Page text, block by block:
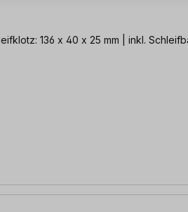
Perfektes Handschleifen für Flächen, Ecken und Kanten | Maße